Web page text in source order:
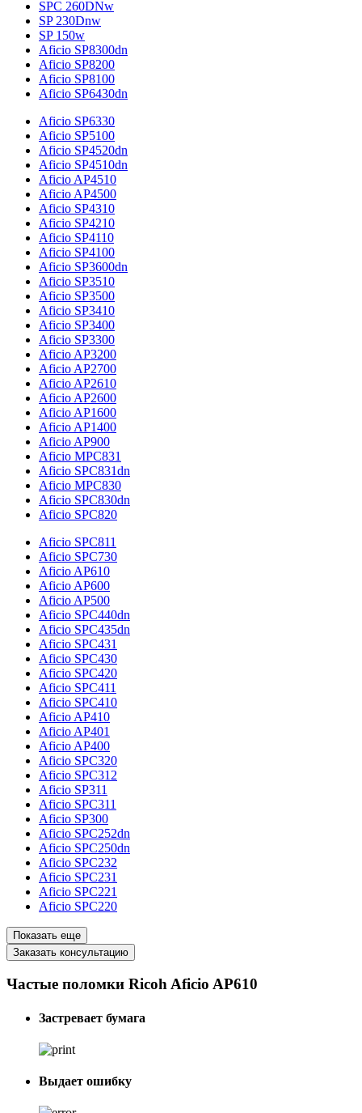
SPC 260DNw
SP 230Dnw
SP 150w
Aficio SP8300dn
Aficio SP8200
Aficio SP8100
Aficio SP6430dn
Aficio SP6330
Aficio SP5100
Aficio SP4520dn
Aficio SP4510dn
Aficio AP4510
Aficio AP4500
Aficio SP4310
Aficio SP4210
Aficio SP4110
Aficio SP4100
Aficio SP3600dn
Aficio SP3510
Aficio SP3500
Aficio SP3410
Aficio SP3400
Aficio SP3300
Aficio AP3200
Aficio AP2700
Aficio AP2610
Aficio AP2600
Aficio AP1600
Aficio AP1400
Aficio AP900
Aficio MPC831
Aficio SPC831dn
Aficio MPC830
Aficio SPC830dn
Aficio SPC820
Aficio SPC811
Aficio SPC730
Aficio AP610
Aficio AP600
Aficio AP500
Aficio SPC440dn
Aficio SPC435dn
Aficio SPC431
Aficio SPC430
Aficio SPC420
Aficio SPC411
Aficio SPC410
Aficio AP410
Aficio AP401
Aficio AP400
Aficio SPC320
Aficio SPC312
Aficio SP311
Aficio SPC311
Aficio SP300
Aficio SPC252dn
Aficio SPC250dn
Aficio SPC232
Aficio SPC231
Aficio SPC221
Aficio SPC220
Показать еще
Заказать консультацию
Частые поломки Ricoh Aficio AP610
Застревает бумага
Выдает ошибку